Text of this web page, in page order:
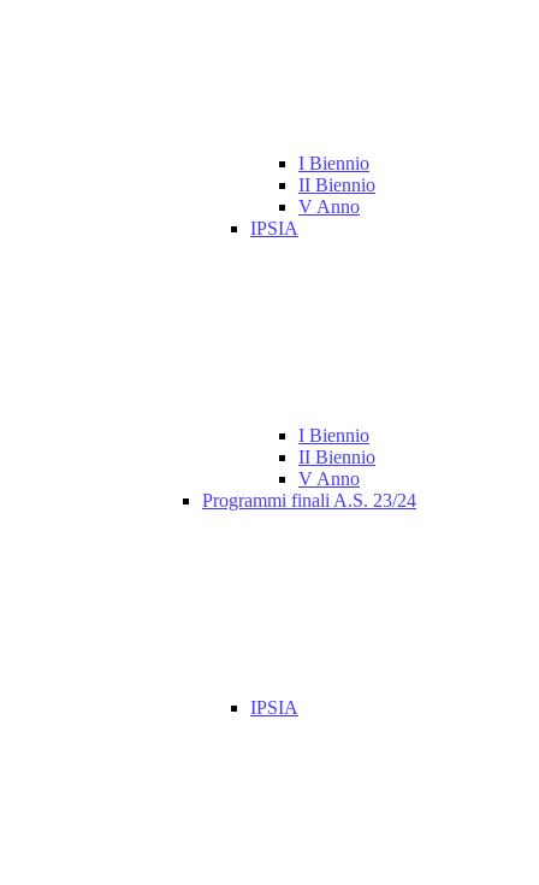
I Biennio
II Biennio
V Anno
IPSIA
I Biennio
II Biennio
V Anno
Programmi finali A.S. 23/24
IPSIA